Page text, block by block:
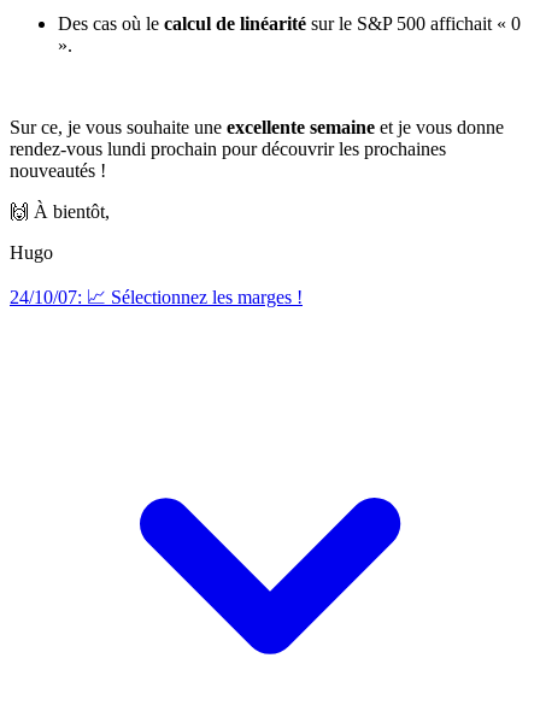
Des cas où le calcul de linéarité sur le S&P 500 affichait « 0
».
Sur ce, je vous souhaite une excellente semaine et je vous donne
rendez-vous lundi prochain pour découvrir les prochaines
nouveautés !
🙌 À bientôt,
Hugo
24/10/07: 📈 Sélectionnez les marges !